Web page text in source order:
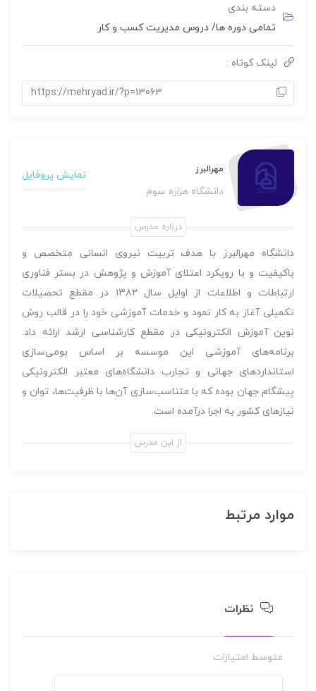
رای
دسته بندی
تمامی دوره ها/ دروس مدیریت کسب و کار
لینک کوتاه :
https://mehryad.ir/?p=13063
مهرالبرز
دانشگاه هزاره سوم
نمایش پروفایل
درباره مدرس
دانشگاه مهرالبرز با هدف تربیت نیروی انسانی متخصص و
باکیفیت و با رویکرد اعتلای آموزش و پژوهش در بستر فناوری
ارتباطات و اطلاعات از اوایل سال ۱۳۸۲ در مقطع تحصیلات
تکمیلی آغاز به کار نمود و خدمات آموزشی خود را در قالب روش
نوین آموزش الکترونیکی در مقطع کارشناسی ارشد ارائه داد.
برنامه‌های آموزشی این موسسه بر اساس بومی‌سازی
استانداردهای جهانی و تجارب دانشگاه‌های معتبر الکترونیکی
پیشگام جهان بوده که با متناسب‌سازی آن‌ها با ظرفیت‌ها، توان و
نیازهای کشور به اجرا درآمده است.
از این مدرس
مدیریت عالی راهبردی کلینیک ها و توسعه کسب و کار – دوره
موارد مرتبط
نظرات
متوسط امتیازات